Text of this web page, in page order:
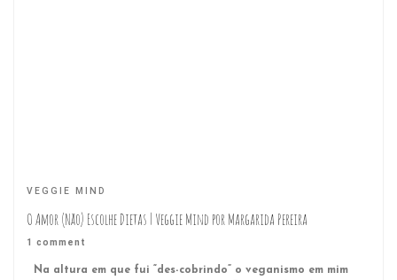
VEGGIE MIND
O Amor (Não) Escolhe Dietas | Veggie Mind por Margarida Pereira
1 comment
Na altura em que fui “des-cobrindo” o veganismo em mim